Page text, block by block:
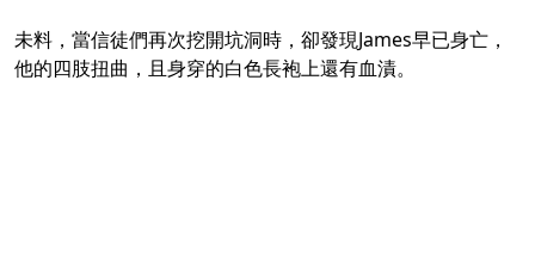
未料，當信徒們再次挖開坑洞時，卻發現James早已身亡，
他的四肢扭曲，且身穿的白色長袍上還有血漬。